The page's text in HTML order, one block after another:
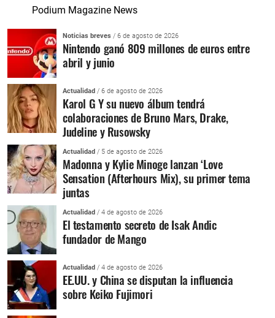
Podium Magazine News
Noticias breves / 6 de agosto de 2026
Nintendo ganó 809 millones de euros entre
abril y junio
Actualidad / 6 de agosto de 2026
Karol G Y su nuevo álbum tendrá
colaboraciones de Bruno Mars, Drake,
Judeline y Rusowsky
Actualidad / 5 de agosto de 2026
Madonna y Kylie Minoge lanzan ‘Love
Sensation (Afterhours Mix), su primer tema
juntas
Actualidad / 4 de agosto de 2026
El testamento secreto de Isak Andic
fundador de Mango
Actualidad / 4 de agosto de 2026
EE.UU. y China se disputan la influencia
sobre Keiko Fujimori